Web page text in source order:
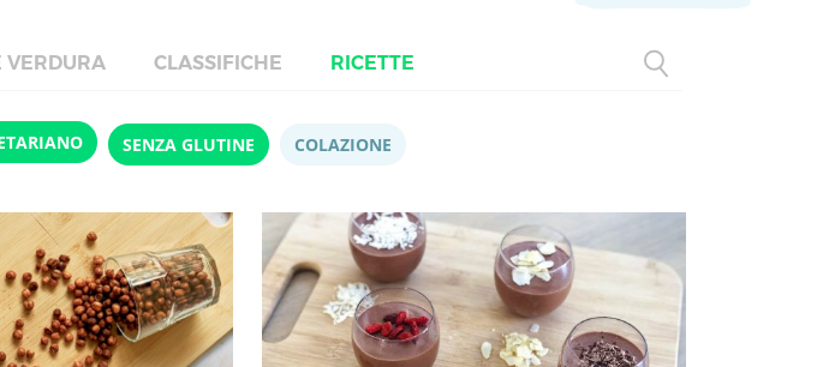
VERDURA CLASSIFICHE RICETTE
SENZA GLUTINE COLAZIONE